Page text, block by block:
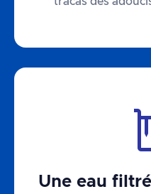
Une eau